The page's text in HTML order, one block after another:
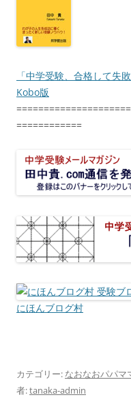
「中学受験、合格して失
Kobo版
============
にほんブログ村
カテゴリー: なおなおパパマ
者:tanaka-admin